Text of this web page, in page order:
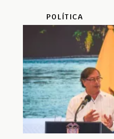
POLÍTICA